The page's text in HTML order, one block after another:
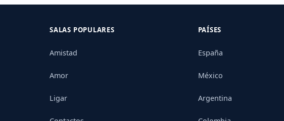
SALAS POPULARES
Amistad
Amor
Ligar
PAÍSES
España
México
Argentina